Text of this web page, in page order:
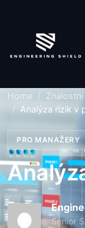
Home
Analýza rizik v
PRO MANAŽERY
Senior